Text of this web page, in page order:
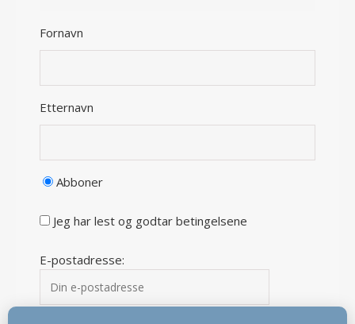
Fornavn
Etternavn
Abboner
Jeg har lest og godtar betingelsene
E-postadresse: